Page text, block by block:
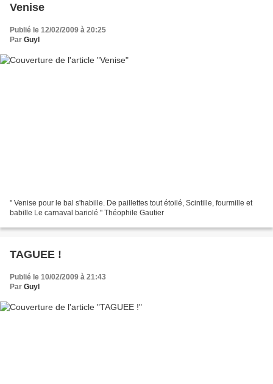
Venise
Publié le 12/02/2009 à 20:25
Par Guyl
" Venise pour le bal s'habille. De paillettes tout étoilé, Scintille, fourmille et
babille Le carnaval bariolé " Théophile Gautier
TAGUEE !
Publié le 10/02/2009 à 21:43
Par Guyl